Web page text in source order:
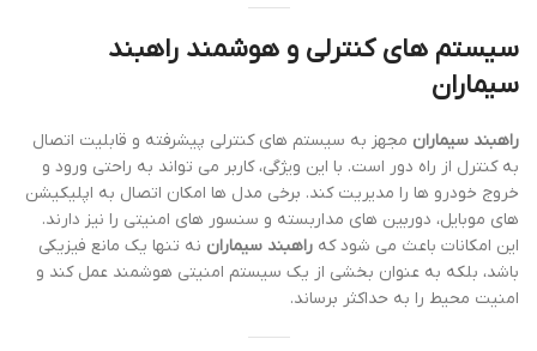
سیستم های کنترلی و هوشمند راهبند
سیماران
راهبند سیماران مجهز به سیستم های کنترلی پیشرفته و قابلیت اتصال
به کنترل از راه دور است. با این ویژگی، کاربر می تواند به راحتی ورود و
خروج خودرو ها را مدیریت کند. برخی مدل ها امکان اتصال به اپلیکیشن
های موبایل، دوربین های مداربسته و سنسور های امنیتی را نیز دارند.
این امکانات باعث می شود که راهبند سیماران نه تنها یک مانع فیزیکی
باشد، بلکه به عنوان بخشی از یک سیستم امنیتی هوشمند عمل کند و
امنیت محیط را به حداکثر برساند.